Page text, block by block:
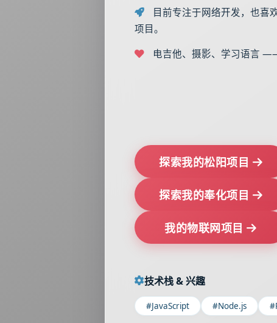
目前专注于网络开发，也喜
项目。
电吉他、摄影、学习语言
探索我的松阳项目
探索我的奉化项目
我的物联网项目
技术栈 & 兴趣
#JavaScript #Node.js